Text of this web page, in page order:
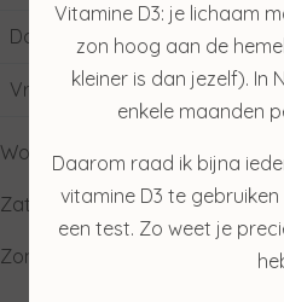
Donderdag
Vrijdag
Woensdag: gesloten
Zaterdag: ophalen producten
Zondag: relaxdag
Vitamine D3: je lichaam
zon hoog aan de
kleiner is dan jezelf). In
enkele maanden
Daarom raad ik bijna
vitamine D3 te
een test. Zo weet je